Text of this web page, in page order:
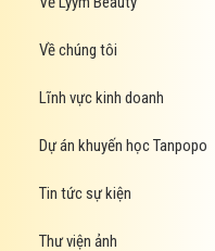
Về chúng tôi
Lĩnh vực kinh doanh
Dự án khuyến học Tanpopo
Tin tức sự kiện
Thư viện ảnh